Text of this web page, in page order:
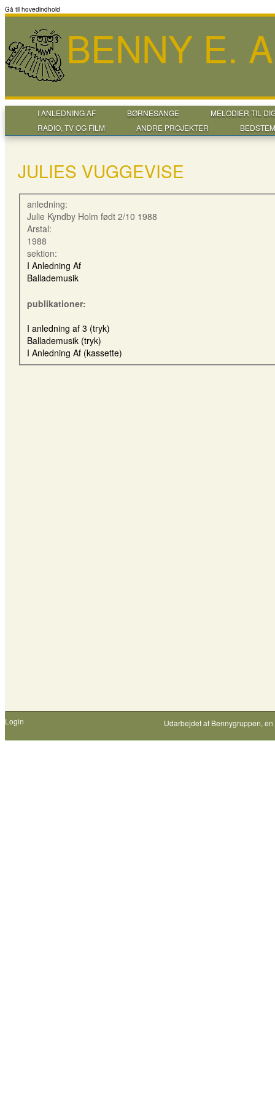
Gå til hovedindhold
BENNY E.
I ANLEDNING AF BØRNESANGE
MELODIER TIL
RADIO, TV OG FILM
ANDRE PROJEKTER
JULIES VUGGEVISE
anledning:
Julie Kyndby Holm født 2/10 1988
Arstal:
1988
sektion:
I Anledning Af
Ballademusik
publikationer:
I anledning af 3 (tryk)
Ballademusik (tryk)
I Anledning Af (kassette)
Login Udarbejdet af Bennygruppen,